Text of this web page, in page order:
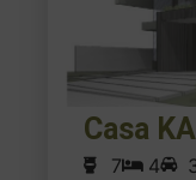
Casa KA
7 4